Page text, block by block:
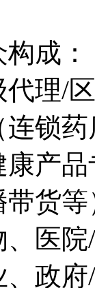
成：
理/
锁
产
货
医
、政